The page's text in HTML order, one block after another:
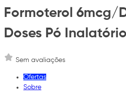
Formoterol 6mcg/
Doses Pó Inalatório
Sem avaliações
Ofertas
Sobre